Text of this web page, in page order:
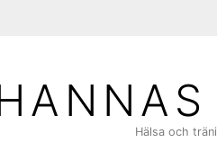
Hälsa och